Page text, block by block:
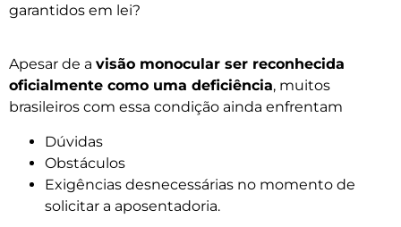
garantidos em lei?
Apesar de a visão monocular ser reconhecida
oficialmente como uma deficiência, muitos
brasileiros com essa condição ainda enfrentam
Dúvidas
Obstáculos
Exigências desnecessárias no momento de
solicitar a aposentadoria.